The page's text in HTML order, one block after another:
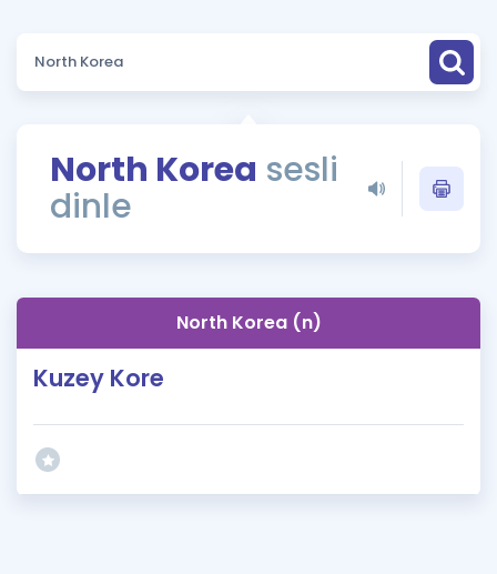
ÖSYM Sınav Takvimi
Kampanyalar
İngilizce Gramer
North Korea sesli
dinle
North Korea (n)
Kuzey Kore